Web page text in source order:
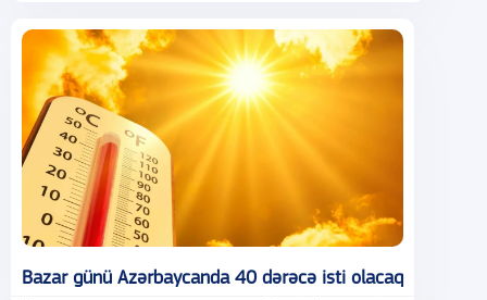
Bazar günü Azərbaycanda 40 dərəcə isti olacaq